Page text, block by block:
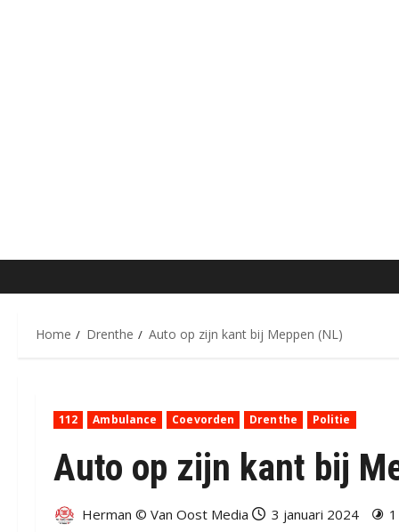
Home Drenthe Auto op zijn kant bij Meppen (NL)
112 Ambulance Coevorden Drenthe Politie
Auto op zijn kant bij
Herman © Van Oost Media 3 januari 2024